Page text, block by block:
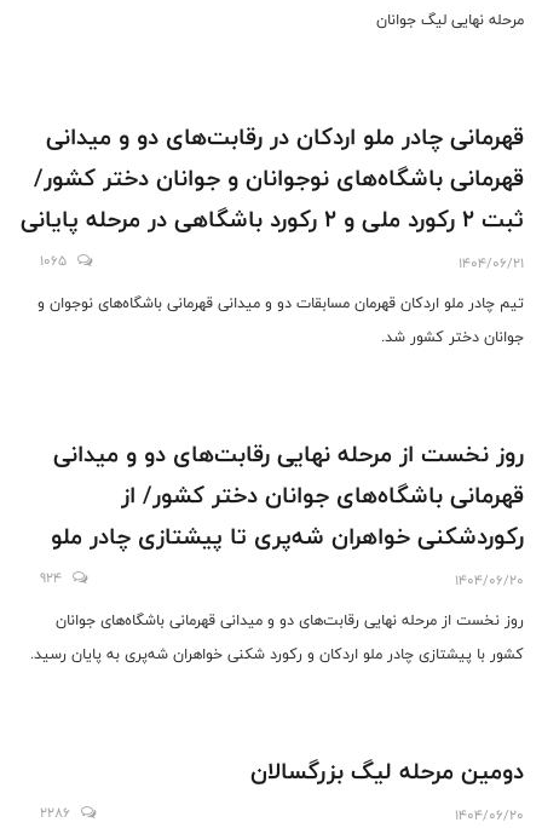
مرحله نهایی لیگ جوانان
قهرمانی چادر ملو اردکان در رقابت‌های دو و میدانی
قهرمانی باشگاه‌های نوجوانان و جوانان دختر کشور/
ثبت 2 رکورد ملی و 2 رکورد باشگاهی در مرحله پایانی
1404/06/21
1065
تیم چادر ملو اردکان قهرمان مسابقات دو و میدانی قهرمانی باشگاه‌های نوجوان و
جوانان دختر کشور شد.
روز نخست از مرحله نهایی رقابت‌های دو و میدانی
قهرمانی باشگاه‌های جوانان دختر کشور/ از
رکوردشکنی خواهران شه‌پری تا پیشتازی چادر ملو
اردکان
1404/06/20
924
روز نخست از مرحله نهایی رقابت‌های دو و میدانی قهرمانی باشگاه‌های جوانان
کشور با پیشتازی چادر ملو اردکان و رکورد شکنی خواهران شه‌پری به پایان رسید.
دومین مرحله لیگ بزرگسالان
1404/06/20
2286